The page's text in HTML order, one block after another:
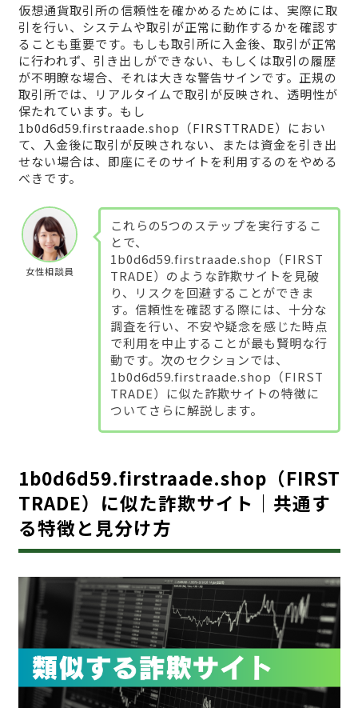
仮想通貨取引所の信頼性を確かめるためには、実際に取
引を行い、システムや取引が正常に動作するかを確認す
ることも重要です。もしも取引所に入金後、取引が正常
に行われず、引き出しができない、もしくは取引の履歴
が不明瞭な場合、それは大きな警告サインです。正規の
取引所では、リアルタイムで取引が反映され、透明性が
保たれています。もし
1b0d6d59.firstraade.shop（FIRSTTRADE）におい
て、入金後に取引が反映されない、または資金を引き出
せない場合は、即座にそのサイトを利用するのをやめる
べきです。
女性相談員
これらの5つのステップを実行するこ
とで、
1b0d6d59.firstraade.shop（FIRST
TRADE）のような詐欺サイトを見破
り、リスクを回避することができま
す。信頼性を確認する際には、十分な
調査を行い、不安や疑念を感じた時点
で利用を中止することが最も賢明な行
動です。次のセクションでは、
1b0d6d59.firstraade.shop（FIRST
TRADE）に似た詐欺サイトの特徴に
ついてさらに解説します。
1b0d6d59.firstraade.shop（FIRST
TRADE）に似た詐欺サイト｜共通す
る特徴と見分け方